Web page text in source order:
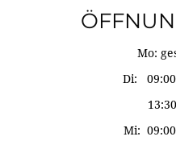
Mo:
Di: 09:00
13:30 -
Mi: